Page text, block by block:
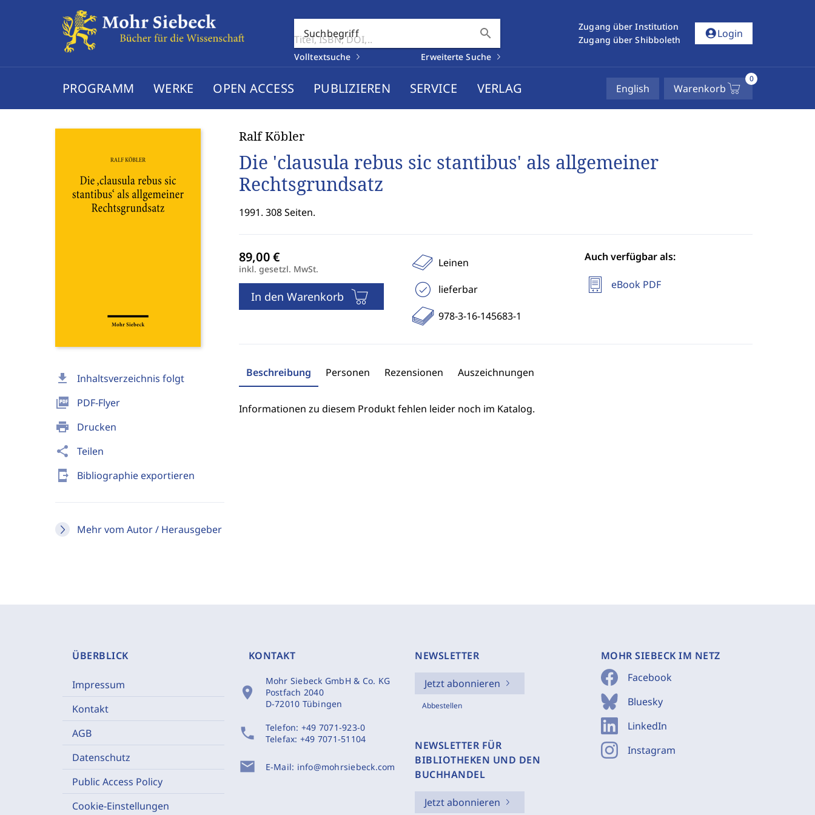
Suchbegriff search
Volltextsuche Erweiterte Suche
Zugang über Institution
Zugang über Shibboleth
account_circleLogin
PROGRAMM WERKE OPEN ACCESS PUBLIZIEREN SERVICE VERLAG English Warenkorb
0
download Inhaltsverzeichnis folgt
picture_as_pdf PDF-Flyer
print Drucken
share Teilen
send_to_mobile Bibliographie exportieren
Mehr vom Autor / Herausgeber
Ralf Köbler
Die 'clausula rebus sic stantibus' als allgemeiner
Rechtsgrundsatz
1991. 308 Seiten.
inkl. gesetzl. MwSt.
In den Warenkorb
Leinen
lieferbar
978-3-16-145683-1
Auch verfügbar als:
eBook PDF
Beschreibung Personen Rezensionen Auszeichnungen
Informationen zu diesem Produkt fehlen leider noch im Katalog.
ÜBERBLICK
Impressum
Kontakt
AGB
Datenschutz
Public Access Policy
Cookie-Einstellungen
KONTAKT
location_on
Mohr Siebeck GmbH & Co. KG
Postfach 2040
D-72010 Tübingen
phone Telefon: +49 7071-923-0
Telefax: +49 7071-51104
mail E-Mail: info@mohrsiebeck.com
NEWSLETTER
Jetzt abonnieren
Abbestellen
NEWSLETTER FÜR
BIBLIOTHEKEN UND DEN
BUCHHANDEL
Jetzt abonnieren
MOHR SIEBECK IM NETZ
Facebook
Bluesky
LinkedIn
Instagram